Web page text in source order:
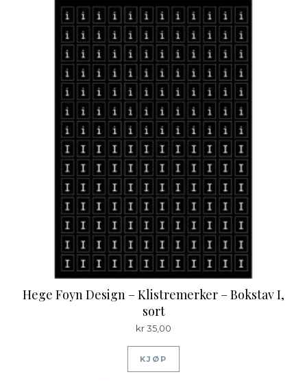
Hege Foyn Design – Klistremerker – Bokstav I,
sort
kr35,00
KJØP